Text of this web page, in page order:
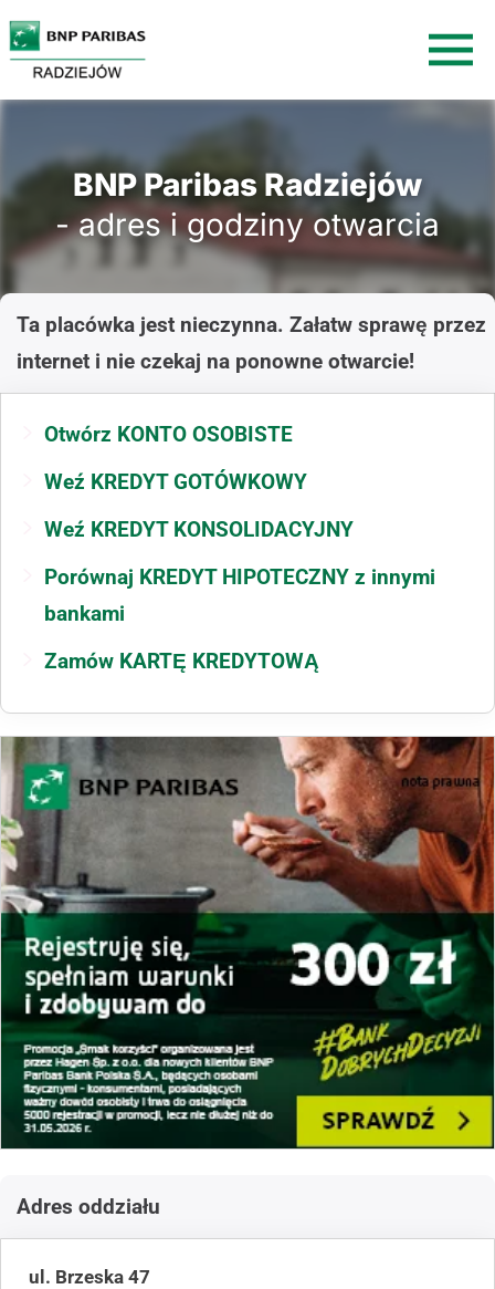
BNP Paribas Radziejów
- adres i godziny otwarcia
Ta placówka jest nieczynna. Załatw sprawę przez
internet i nie czekaj na ponowne otwarcie!
Otwórz KONTO OSOBISTE
Weź KREDYT GOTÓWKOWY
Weź KREDYT KONSOLIDACYJNY
Porównaj KREDYT HIPOTECZNY z innymi
bankami
Zamów KARTĘ KREDYTOWĄ
Adres oddziału
ul. Brzeska 47